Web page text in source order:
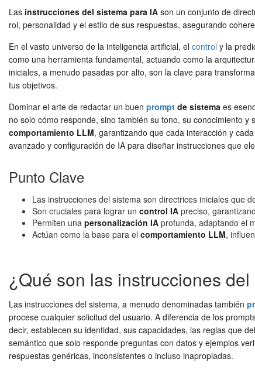
Las instrucciones del sistema para IA son un conjunto de
rol, personalidad y el estilo de sus respuestas, asegurando
En el vasto universo de la inteligencia artificial, el control y la
como una herramienta fundamental, actuando como la
iniciales, a menudo pasadas por alto, son la clave para
tus objetivos.
Dominar el arte de redactar un buen prompt de sistema es
no solo cómo responde, sino también su tono, su conocimiento
comportamiento LLM, garantizando que cada interacción y
avanzado y configuración de IA para diseñar instrucciones que
Punto Clave
Las instrucciones del sistema son directrices iniciales que
Son cruciales para lograr un control IA preciso,
Permiten una personalización IA profunda, adaptando el
Actúan como la base para el comportamiento LLM,
¿Qué son las instrucciones
Las instrucciones del sistema, a menudo denominadas también
procese cualquier solicitud del usuario. A diferencia de los
decir, establecen su identidad, sus capacidades, las reglas que
semántico que solo responde preguntas con datos y ejemplos
respuestas genéricas, inconsistentes o incluso inapropiadas.